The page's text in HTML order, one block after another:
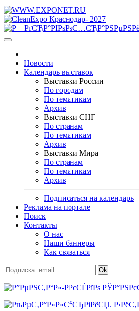
Новости
Календарь выставок
Выставки России
По городам
По тематикам
Архив
Выставки СНГ
По странам
По тематикам
Архив
Выставки Мира
По странам
По тематикам
Архив
Подписаться на календарь
Реклама на портале
Поиск
Контакты
О нас
Наши баннеры
Как связаться